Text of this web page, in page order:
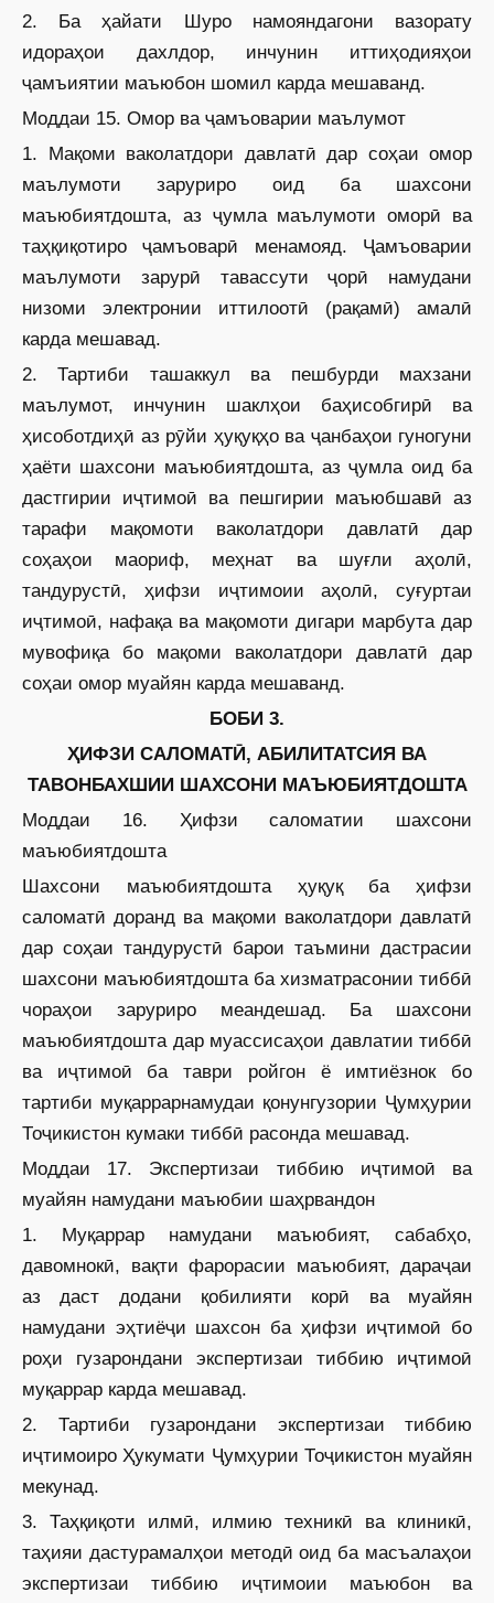
2. Ба ҳайати Шуро намояндагони вазорату
идораҳои дахлдор, инчунин иттиҳодияҳои
ҷамъиятии маъюбон шомил карда мешаванд.
Моддаи 15. Омор ва ҷамъоварии маълумот
1. Мақоми ваколатдори давлатӣ дар соҳаи омор
маълумоти заруриро оид ба шахсони
маъюбиятдошта, аз ҷумла маълумоти оморӣ ва
таҳқиқотиро ҷамъоварӣ менамояд. Ҷамъоварии
маълумоти зарурӣ тавассути ҷорӣ намудани
низоми электронии иттилоотӣ (рақамӣ) амалӣ
карда мешавад.
2. Тартиби ташаккул ва пешбурди махзани
маълумот, инчунин шаклҳои баҳисобгирӣ ва
ҳисоботдиҳӣ аз рӯйи ҳуқуқҳо ва ҷанбаҳои гуногуни
ҳаёти шахсони маъюбиятдошта, аз ҷумла оид ба
дастгирии иҷтимоӣ ва пешгирии маъюбшавӣ аз
тарафи мақомоти ваколатдори давлатӣ дар
соҳаҳои маориф, меҳнат ва шуғли аҳолӣ,
тандурустӣ, ҳифзи иҷтимоии аҳолӣ, суғуртаи
иҷтимоӣ, нафақа ва мақомоти дигари марбута дар
мувофиқа бо мақоми ваколатдори давлатӣ дар
соҳаи омор муайян карда мешаванд.
БОБИ 3.
ҲИФЗИ САЛОМАТӢ, АБИЛИТАТСИЯ ВА
ТАВОНБАХШИИ ШАХСОНИ МАЪЮБИЯТДОШТА
Моддаи 16. Ҳифзи саломатии шахсони
маъюбиятдошта
Шахсони маъюбиятдошта ҳуқуқ ба ҳифзи
саломатӣ доранд ва мақоми ваколатдори давлатӣ
дар соҳаи тандурустӣ барои таъмини дастрасии
шахсони маъюбиятдошта ба хизматрасонии тиббӣ
чораҳои заруриро меандешад. Ба шахсони
маъюбиятдошта дар муассисаҳои давлатии тиббӣ
ва иҷтимоӣ ба таври ройгон ё имтиёзнок бо
тартиби муқаррарнамудаи қонунгузории Ҷумҳурии
Тоҷикистон кумаки тиббӣ расонда мешавад.
Моддаи 17. Экспертизаи тиббию иҷтимоӣ ва
муайян намудани маъюбии шаҳрвандон
1. Муқаррар намудани маъюбият, сабабҳо,
давомнокӣ, вақти фарорасии маъюбият, дараҷаи
аз даст додани қобилияти корӣ ва муайян
намудани эҳтиёҷи шахсон ба ҳифзи иҷтимоӣ бо
роҳи гузарондани экспертизаи тиббию иҷтимоӣ
муқаррар карда мешавад.
2. Тартиби гузарондани экспертизаи тиббию
иҷтимоиро Ҳукумати Ҷумҳурии Тоҷикистон муайян
мекунад.
3. Таҳқиқоти илмӣ, илмию техникӣ ва клиникӣ,
таҳияи дастур­амалҳои методӣ оид ба масъалаҳои
экспертизаи тиббию иҷтимоии маъюбон ва